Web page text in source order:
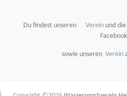
Du findest unseren Vereinund die
Facebook
sowie unseren Verein